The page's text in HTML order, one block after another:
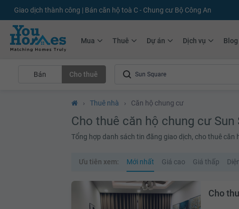
+75.000Tin đăng mới hàng tháng +10.000Thành viên Youhomers
Mua Thuê Dự án Dịch vụ Blog
Bán Cho thuê
› Thuê nhà › Căn hộ chung cư
Cho thuê căn hộ chung cư Sun
Tổng hợp danh sách tin đăng giao dịch, cho thuê căn
Ưu tiên xem: Mới nhất Giá cao Giá thấp
Cho